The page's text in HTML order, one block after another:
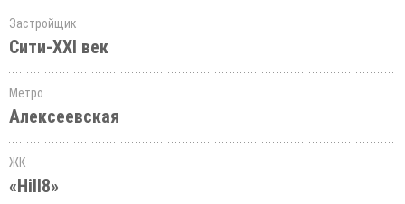
Застройщик
Сити-XXI век
Метро
Алексеевская
ЖК
«Hill8»